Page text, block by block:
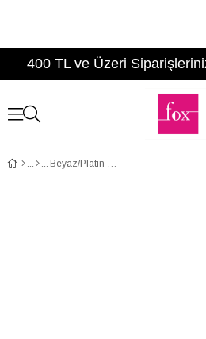
400 TL ve Üzeri
Beyaz/Platin Kadın Sneakers D367000609